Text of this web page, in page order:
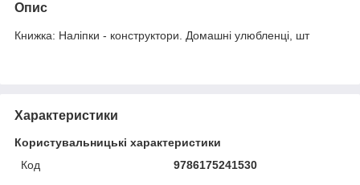
Опис
Книжка: Наліпки - конструктори. Домашні улюбленці, шт
Характеристики
Користувальницькі характеристики
Код
9786175241530